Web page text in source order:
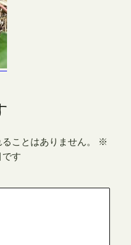
ことはありません。
※
す